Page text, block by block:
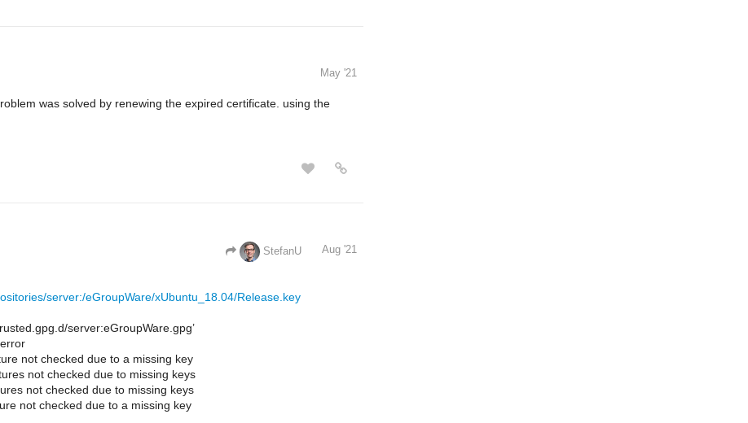
May '21
was solved by renewing the expired certificate. using the
Aug '21
StefanU
server:/eGroupWare/xUbuntu_18.04/Release.key
server:eGroupWare.gpg’
not checked due to a missing key
not checked due to missing keys
not checked due to missing keys
not checked due to a missing key